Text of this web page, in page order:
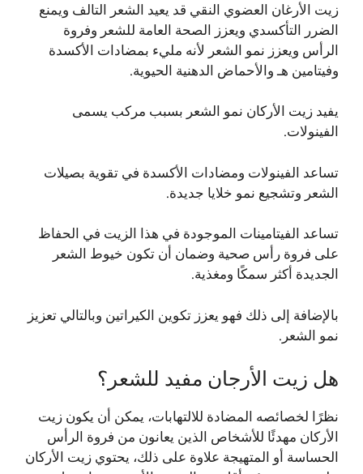
زيت الأرغان العضوي النقي قد يعيد الشعر التالف ويمنع
الضرر التأكسدي ويعزز الصحة العامة للشعر وفروة
الرأس ويعزز نمو الشعر لأنه مليء بمضادات الأكسدة
وفيتامين هـ والأحماض الدهنية الحيوية.
يفيد زيت الأركان نمو الشعر بسبب مركب يسمى
الفينولات.
تساعد الفينولات ومضادات الأكسدة في تقوية بصيلات
الشعر وتشجيع نمو خلايا جديدة.
تساعد الفيتامينات الموجودة في هذا الزيت في الحفاظ
على فروة رأس صحية وضمان أن تكون خيوط الشعر
الجديدة أكثر سمكًا ومغذية.
بالإضافة إلى ذلك فهو يعزز تكوين الكيراتين وبالتالي تعزيز
نمو الشعر.
هل زيت الأرجان مفيد للشعر؟
نظرًا لخصائصه المضادة للالتهابات، يمكن أن يكون زيت
الأركان مهدئًا للأشخاص الذين يعانون من فروة الرأس
الحساسة أو المتهيجة علاوة على ذلك، يحتوي زيت الأركان